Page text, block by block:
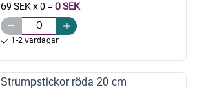
69 SEK x 0 = 0 SEK
1-2 vardagar
Strumpstickor röda 20 cm